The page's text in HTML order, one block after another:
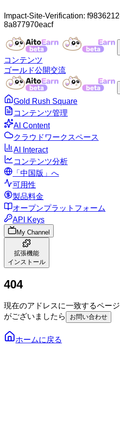
Impact-Site-Verification:
8a877970eacf
コンテンツ
ゴールド公開交流
Gold Rush Square
コンテンツ管理
AI Content
クラウドワークスペース
AI Interact
コンテンツ分析
「中国版」へ
可用性
製品料金
オープンプラットフォーム
API Keys
My Channel
拡張機能
インストール
404
現在のアドレスに一致するペー
がございましたら
お問い合わせ
ホームに戻る